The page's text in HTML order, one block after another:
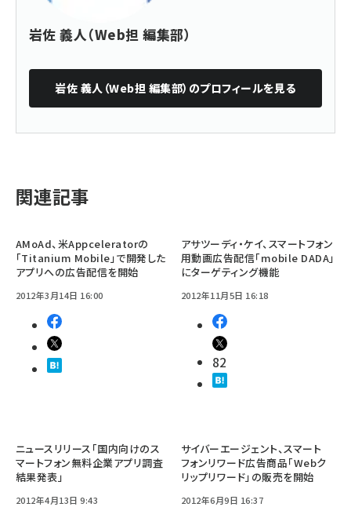
岩佐 義人（Web担 編集部）
岩佐 義人（Web担 編集部） のプロフィールを見る
関連記事
AMoAd、米Appceleratorの
「Titanium Mobile」で開発した
アプリへの広告配信を開始
2012年3月14日 16:00
アサツーディ・ケイ、スマートフォン
用動画広告配信「mobile DADA」
にターゲティング機能
2012年11月5日 16:18
82
ニュースリリース「国内向けのス
マートフォン無料企業アプリ調査
結果発表」
2012年4月13日 9:43
サイバーエージェント、スマート
フォンリワード広告商品「Webク
リップリワード」の販売を開始
2012年6月9日 16:37